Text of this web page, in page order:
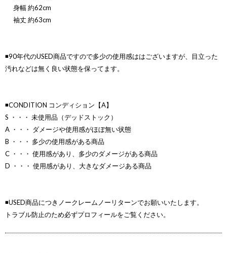
身幅 約62cm
袖丈 約63cm
◾️90年代のUSED商品ですので多少の使用感ははございますが、目立った
汚れなどは無く良い状態を保ってます。
◾️CONDITION コンディション【A】
S ・・・ 未使用品（デッドストック）
A ・・・ ダメージや使用感がほぼ無い状態
B ・・・ 多少の使用感がある商品
C ・・・ 使用感があり、多少のダメージがある商品
D ・・・ 使用感があり、大きなダメージある商品
◾️USED商品につきノークレームノーリターンでお願いいたします。
トラブル防止のため必ずプロフィールをご覧ください。